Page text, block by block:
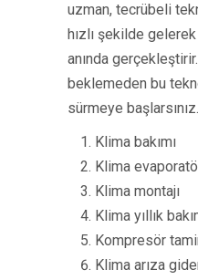
uzman, tecrübeli
hızlı şekilde
anında
beklemeden bu
sürmeye başlarsınız.
Klima bakımı
Klima
Klima montajı
Klima yıllık
Kompresör
Klima arıza